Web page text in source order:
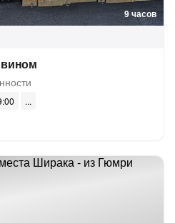
9 часов